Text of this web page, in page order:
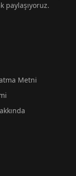
paylaşıyoruz.
Metni